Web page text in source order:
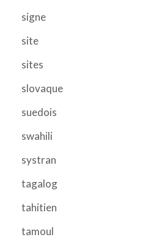
signe
site
sites
slovaque
suedois
swahili
systran
tagalog
tahitien
tamoul